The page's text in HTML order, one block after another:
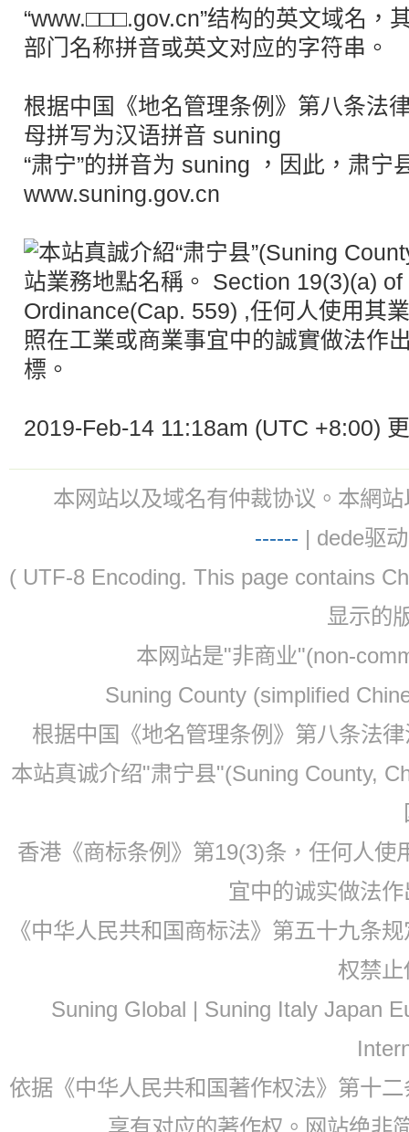
“www.□□□.gov.cn”结构的英文域名，
部门名称拼音或英文对应的字符串。
根据中国《地名管理条例》第八条法
母拼写为汉语拼音 suning
“肃宁”的拼音为 suning ，因此，肃宁
www.suning.gov.cn
2019-Feb-14 11:18am (UTC +8:00)
本网站以及域名有仲裁协议。本網
------ | dede驱
( UTF-8 Encoding. This page contains
显示的
本网站是"非商业"(non-
Suning County (simplified
根据中国《地名管理条例》第八条法
本站真诚介绍"肃宁县"(Suning County,
香港《商标条例》第19(3)条，任何人
宜中的诚实做法
《中华人民共和国商标法》第五十九条
权禁
Suning Global | Suning Italy Japan
依据《中华人民共和国著作权法》第十
享有对应的著作权。网站绝非